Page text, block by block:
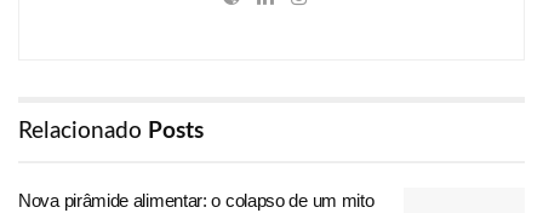
Relacionado Posts
Nova pirâmide alimentar: o colapso de um mito